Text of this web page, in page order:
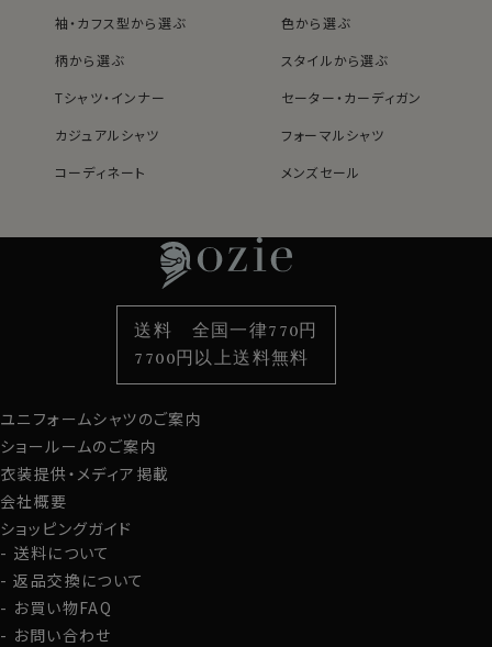
より一層上品で清潔感あふれる印象を与えます。
ながら、非常にエレガントなシャツです。
ノーネクタイのクールビズスタイルや、在宅・出勤といっ
ょう。
●スタイルについて
後ろ身頃にダーツを入れて、ウエスト部分をやや絞ったシ
適度に絞ったウエストラインは細すぎず、それでいてダボ
着心地を考え、細いだけのシャツとは一線を画したつくり
になっています。
半袖口は折り返しをつけ、視覚的にシャープに見えるよう
な仕様になっています。
※43cm（LL）・45cm（3L）・47cm（4L）サイズにおいて
は絞りを若干ゆるくしております。
細さを気にせず一般的なLL・3L・4Lサイズと同じ感覚で
お選びください。
袖・カフス型から選ぶ
色から選ぶ
柄から選ぶ
スタイルから選ぶ
Tシャツ・インナー
セーター・カーディガン
カジュアルシャツ
フォーマルシャツ
コーディネート
メンズセール
袖・カフス型から選ぶ
色から選ぶ
柄から選ぶ
スタイルから選ぶ
カジュアルシャツ
定番シャツ
カフスボタン
サスペンダー
財布・名刺入れ
バッグ
ストール・マフラー
グローブ
ユニフォームシャツのご案内
ショールームのご案内
衣装提供・メディア掲載
会社概要
ショッピングガイド
送料について
返品交換について
お買い物FAQ
お問い合わせ
送料 全国一律770円
7700円以上送料無料